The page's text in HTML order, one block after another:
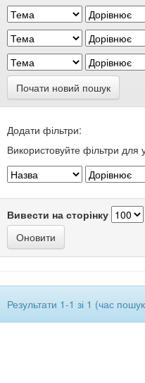
Почати новий пошук
Додати фільтри:
Використовуйте фільтри для
Вивести на сторінку
Результати 1-1 зі 1 (час